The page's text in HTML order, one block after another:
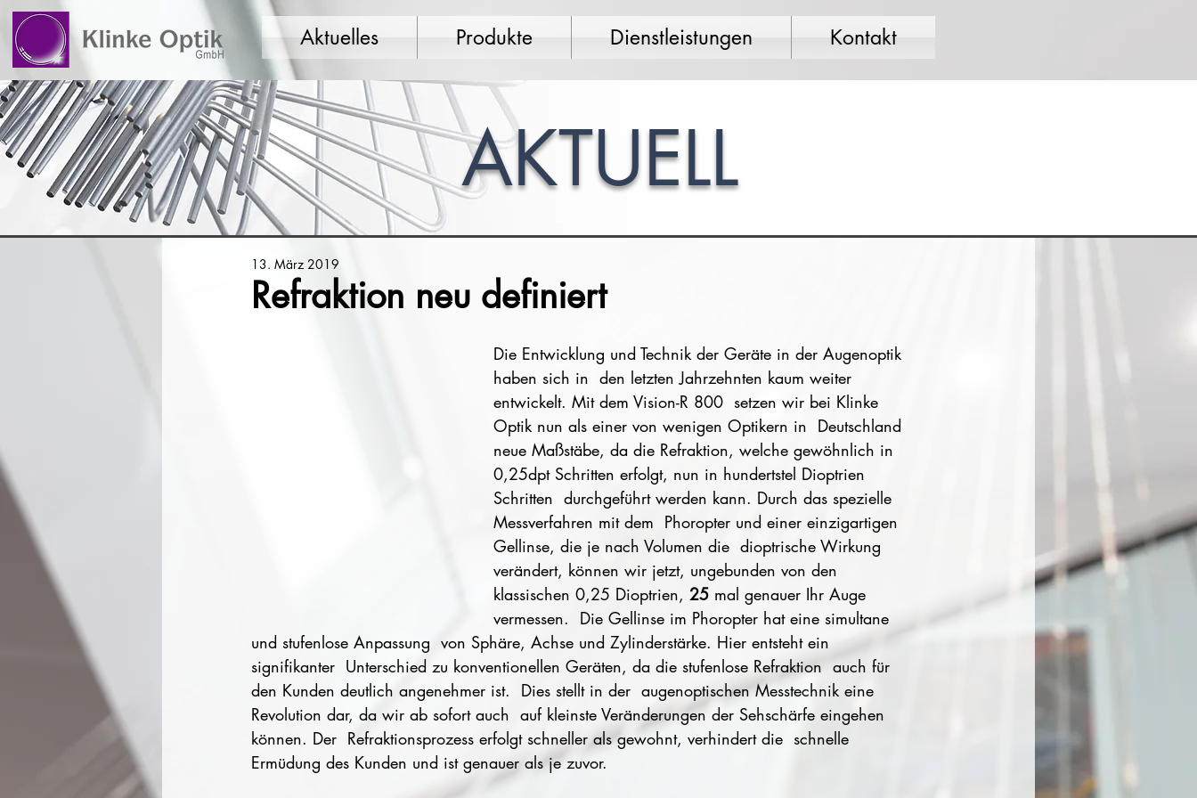
Aktuelles Produkte Dienstleistungen Kontakt
AKTUELL
Refraktion neu definiert
13. März 2019
Die Entwicklung und Technik der Geräte in der Augenoptik
haben sich in  den letzten Jahrzehnten kaum weiter
entwickelt. Mit dem Vision-R 800  setzen wir bei Klinke
Optik nun als einer von wenigen Optikern in  Deutschland
neue Maßstäbe, da die Refraktion, welche gewöhnlich in
0,25dpt Schritten erfolgt, nun in hundertstel Dioptrien
Schritten  durchgeführt werden kann. Durch das spezielle
Messverfahren mit dem  Phoropter und einer einzigartigen
Gellinse, die je nach Volumen die  dioptrische Wirkung
verändert, können wir jetzt, ungebunden von den
klassischen 0,25 Dioptrien, 25 mal genauer Ihr Auge
vermessen.  Die Gellinse im Phoropter hat eine simultane
und stufenlose Anpassung  von Sphäre, Achse und Zylinderstärke. Hier entsteht ein
signifikanter  Unterschied zu konventionellen Geräten, da die stufenlose Refraktion  auch für
den Kunden deutlich angenehmer ist.  Dies stellt in der  augenoptischen Messtechnik eine
Revolution dar, da wir ab sofort auch  auf kleinste Veränderungen der Sehschärfe eingehen
können. Der  Refraktionsprozess erfolgt schneller als gewohnt, verhindert die  schnelle
Ermüdung des Kunden und ist genauer als je zuvor.